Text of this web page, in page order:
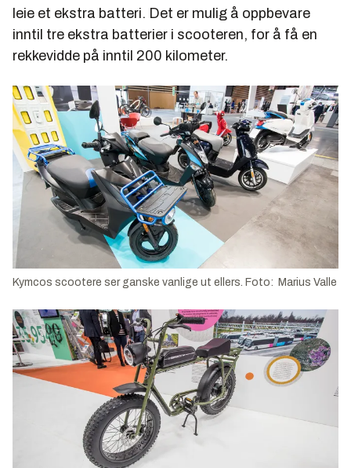
leie et ekstra batteri. Det er mulig å oppbevare
inntil tre ekstra batterier i scooteren, for å få en
rekkevidde på inntil 200 kilometer.
Kymcos scootere ser ganske vanlige ut ellers. Foto: Marius Valle